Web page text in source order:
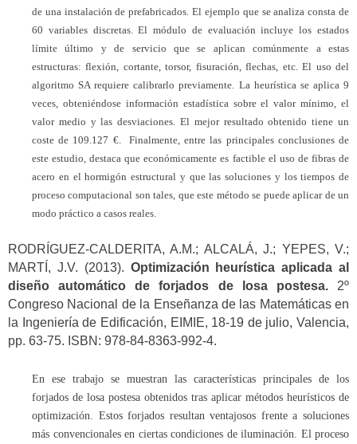
de una instalación de prefabricados. El ejemplo que se analiza consta de
60 variables discretas. El módulo de evaluación incluye los estados
límite último y de servicio que se aplican comúnmente a estas
estructuras: flexión, cortante, torsor, fisuración, flechas, etc. El uso del
algoritmo SA requiere calibrarlo previamente. La heurística se aplica 9
veces, obteniéndose información estadística sobre el valor mínimo, el
valor medio y las desviaciones. El mejor resultado obtenido tiene un
coste de 109.127 €. Finalmente, entre las principales conclusiones de
este estudio, destaca que económicamente es factible el uso de fibras de
acero en el hormigón estructural y que las soluciones y los tiempos de
proceso computacional son tales, que este método se puede aplicar de un
modo práctico a casos reales.
RODRÍGUEZ-CALDERITA, A.M.; ALCALÁ, J.; YEPES, V.;
MARTÍ, J.V. (2013). Optimización heurística aplicada al
diseño automático de forjados de losa postesa.2º
Congreso Nacional de la Enseñanza de las Matemáticas en
la Ingeniería de Edificación, EIMIE, 18-19 de julio, Valencia,
pp. 63-75. ISBN: 978-84-8363-992-4.
En ese trabajo se muestran las características principales de los
forjados de losa postesa obtenidos tras aplicar métodos heurísticos de
optimización. Estos forjados resultan ventajosos frente a soluciones
más convencionales en ciertas condiciones de iluminación. El proceso